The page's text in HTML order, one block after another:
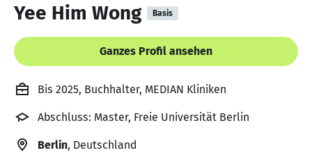
Yee Him Wong Basis
Ganzes Profil ansehen
Bis 2025, Buchhalter, MEDIAN Kliniken
Abschluss: Master, Freie Universität Berlin
Berlin, Deutschland